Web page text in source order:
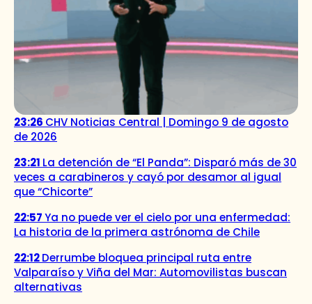
23:26 CHV Noticias Central | Domingo 9 de agosto
de 2026
23:21 La detención de “El Panda”: Disparó más de 30
veces a carabineros y cayó por desamor al igual
que “Chicorte”
22:57Ya no puede ver el cielo por una enfermedad:
La historia de la primera astrónoma de Chile
22:12Derrumbe bloquea principal ruta entre
Valparaíso y Viña del Mar: Automovilistas buscan
alternativas